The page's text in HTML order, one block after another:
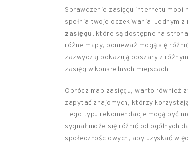
Sprawdzenie zasięgu internetu
spełnia twoje oczekiwania. Jednym
zasięgu, które są dostępne na
różne mapy, ponieważ mogą się
zazwyczaj pokazują obszary z
zasięg w konkretnych miejscach.
Oprócz map zasięgu, warto również
zapytać znajomych, którzy
Tego typu rekomendacje mogą być
sygnał może się różnić od ogólnych
społecznościowych, aby uzyskać